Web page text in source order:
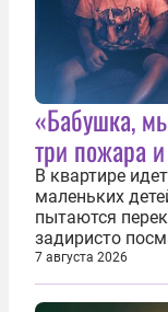
«Бабушка,
три пожара
В квартире
маленьких
пытаются
задиристо
им замечание,
сердится
сверлит
7 августа 2026